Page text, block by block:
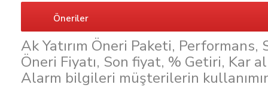
Öneriler
Ak Yatırım Öneri Paketi, Performans,
Öneri Fiyatı, Son fiyat, % Getiri, Kar
Alarm bilgileri müşterilerin